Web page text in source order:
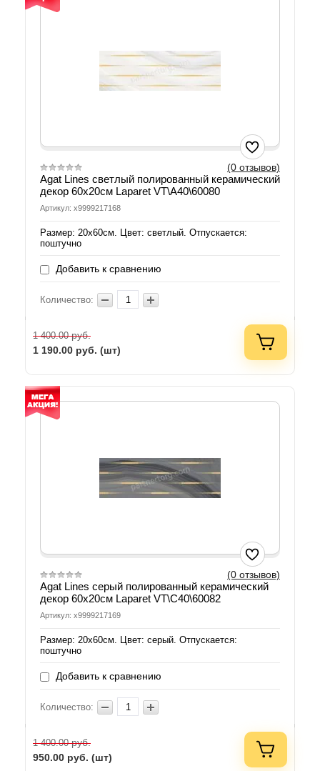
(0 отзывов)
Agat Lines светлый полированный керамический
декор 60х20см Laparet VT\A40\60080
Артикул: х9999217168
Размер: 20х60см. Цвет: светлый. Отпускается:
поштучно
Добавить к сравнению
Количество:
1 400.00руб.
1 190.00 руб. (шт)
(0 отзывов)
Agat Lines серый полированный керамический
декор 60х20см Laparet VT\C40\60082
Артикул: х9999217169
Размер: 20х60см. Цвет: серый. Отпускается:
поштучно
Добавить к сравнению
Количество:
1 400.00руб.
950.00 руб. (шт)